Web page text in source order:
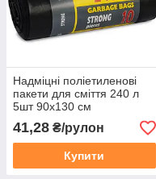
Надміцні поліетиленові
пакети для сміття 240 л
5шт 90х130 см
Замовлення від 40 рулонів
41,28 ₴/рулон
Купити